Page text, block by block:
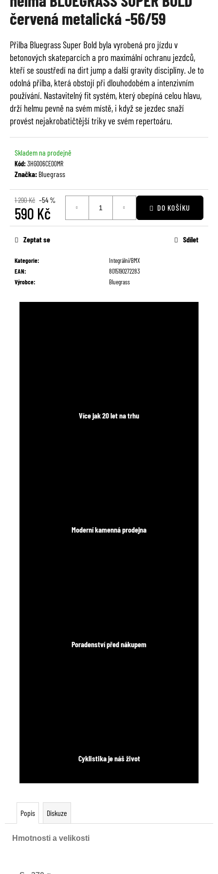
je
0,0
z
hvězdiček.
červená metalická -56/59
Přilba Bluegrass Super Bold byla vyrobená pro jízdu v
betonových skateparcích a pro maximální ochranu jezdců,
kteří se soustředí na dirt jump a další gravity disciplíny. Je to
odolná přilba, která obstojí při dlouhodobém a intenzivním
používání. Nastavitelný fit systém, který obepíná celou hlavu,
drží helmu pevně na svém místě, i když se jezdec snaží
provést nejakrobatičtější triky ve svém repertoáru.
Skladem na prodejně
Kód:3HG006CE00MR
Značka: Bluegrass
1 290 Kč –54 %
590 Kč
Měrná
cena:
DO KOŠÍKU
Kategorie:
Integrální/BMX
EAN:
8015190272283
Výrobce: Bluegrass
Zeptat se Sdílet
Více jak 20 let na trhu
Moderní kamenná prodejna
Poradenství před nákupem
Cyklistika je náš život
Popis Diskuze
Hmotnosti a velikosti
a
j
í
t
?
HLEDAT
o
č
m